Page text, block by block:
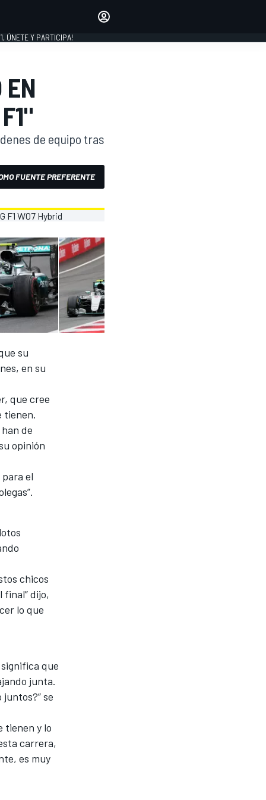
INICIAR SESIÓN
ÚNETE Y PARTICIPA!
EN
de equipo tras
FUENTE PREFERENTE
su
en su
que cree
tienen.
de
opinión
el
chicos
dijo,
lo que
que
junta.
se
tienen y lo
carrera,
es muy